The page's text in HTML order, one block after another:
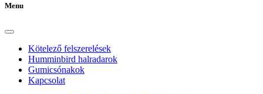
Menu
Kötelező felszerelések
Humminbird halradarok
Gumicsónakok
Kapcsolat